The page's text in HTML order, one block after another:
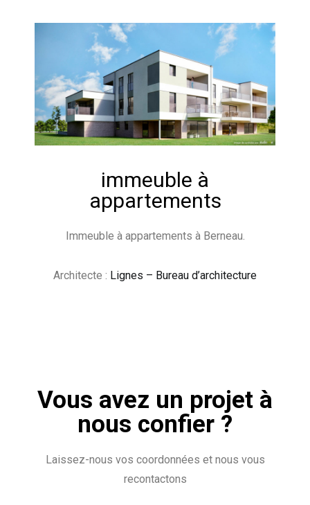
immeuble à
appartements
Immeuble à appartements à Berneau.
Architecte : Lignes – Bureau d’architecture
Vous avez un projet à
nous confier ?
Laissez-nous vos coordonnées et nous vous
recontactons